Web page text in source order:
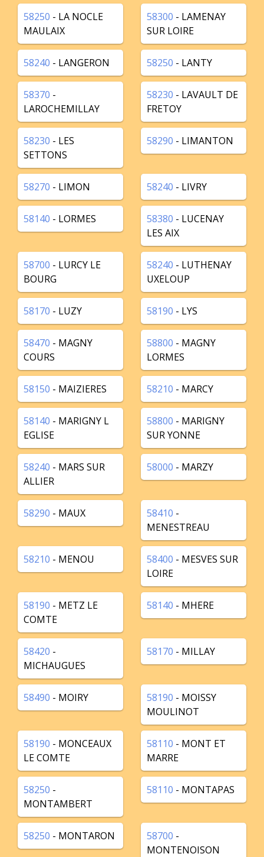
58250 - LA NOCLE
MAULAIX
58300 - LAMENAY
SUR LOIRE
58240 - LANGERON 58250 - LANTY
58370 -
LAROCHEMILLAY
58230 - LAVAULT DE
FRETOY
58230 - LES
SETTONS
58290 - LIMANTON
58270 - LIMON 58240 - LIVRY
58140 - LORMES 58380 - LUCENAY
LES AIX
58700 - LURCY LE
BOURG
58240 - LUTHENAY
UXELOUP
58170 - LUZY 58190 - LYS
58470 - MAGNY
COURS
58800 - MAGNY
LORMES
58150 - MAIZIERES 58210 - MARCY
58140 - MARIGNY L
EGLISE
58800 - MARIGNY
SUR YONNE
58240 - MARS SUR
ALLIER
58000 - MARZY
58290 - MAUX 58410 -
MENESTREAU
58210 - MENOU 58400 - MESVES SUR
LOIRE
58190 - METZ LE
COMTE
58140 - MHERE
58420 -
MICHAUGUES
58170 - MILLAY
58490 - MOIRY 58190 - MOISSY
MOULINOT
58190 - MONCEAUX
LE COMTE
58110 - MONT ET
MARRE
58250 -
MONTAMBERT
58110 - MONTAPAS
58250 - MONTARON 58700 -
MONTENOISON